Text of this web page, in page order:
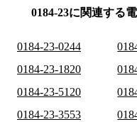
0184-23に関連する
0184-23-0244
0184-23-1820
0184-23-5120
0184-23-3553